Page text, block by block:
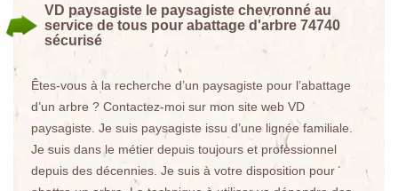
VD paysagiste le paysagiste chevronné au
service de tous pour abattage d'arbre 74740
sécurisé
Êtes-vous à la recherche d’un paysagiste pour l’abattage
d’un arbre ? Contactez-moi sur mon site web VD
paysagiste. Je suis paysagiste issu d’une lignée familiale.
Je suis dans le métier depuis toujours et professionnel
depuis des décennies. Je suis à votre disposition pour